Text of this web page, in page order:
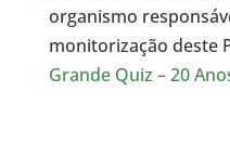
organismo
monitorização deste
Grande Quiz – 20